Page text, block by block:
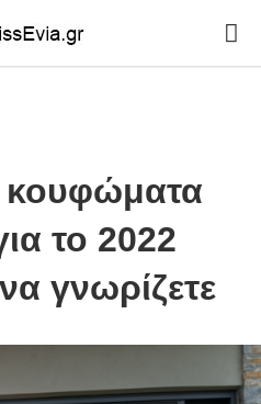
κουφώματα
το 2022
γνωρίζετε